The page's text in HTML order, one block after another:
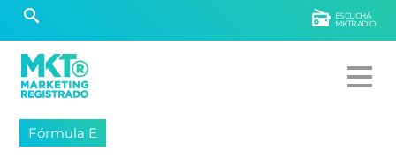
ESCUCHÁ
MKTRADIO
Fórmula E